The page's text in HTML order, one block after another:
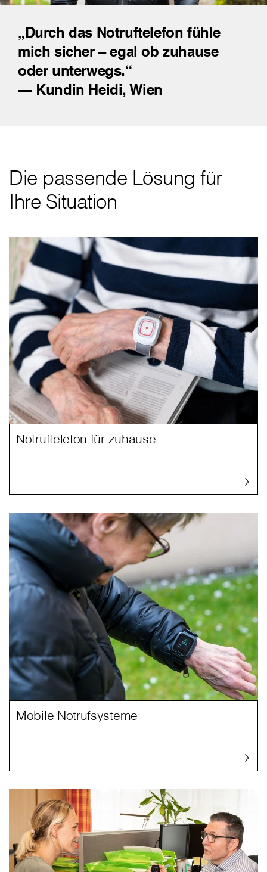
„Durch das Notruftelefon fühle
mich sicher – egal ob zuhause
oder unterwegs.“
— Kundin Heidi, Wien
Die passende Lösung für
Ihre Situation
Notruftelefon für zuhause
Mobile Notrufsysteme